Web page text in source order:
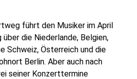
führt den Musiker im April
über die Niederlande, Belgien,
Schweiz, Österreich und die
Berlin. Aber auch nach
seiner Konzerttermine